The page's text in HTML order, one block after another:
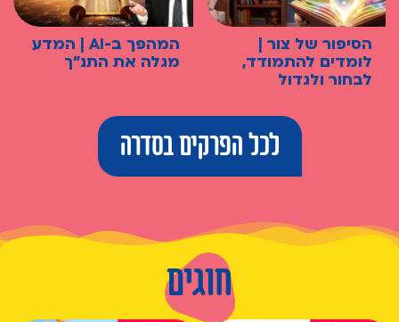
הסיפור של צור |
לומדים להתמודד,
לבחור ולגדול
המהפך ב-AI | המדע
מגלה את התנ"ך
לכל הפרקים בסדרה
חוגים